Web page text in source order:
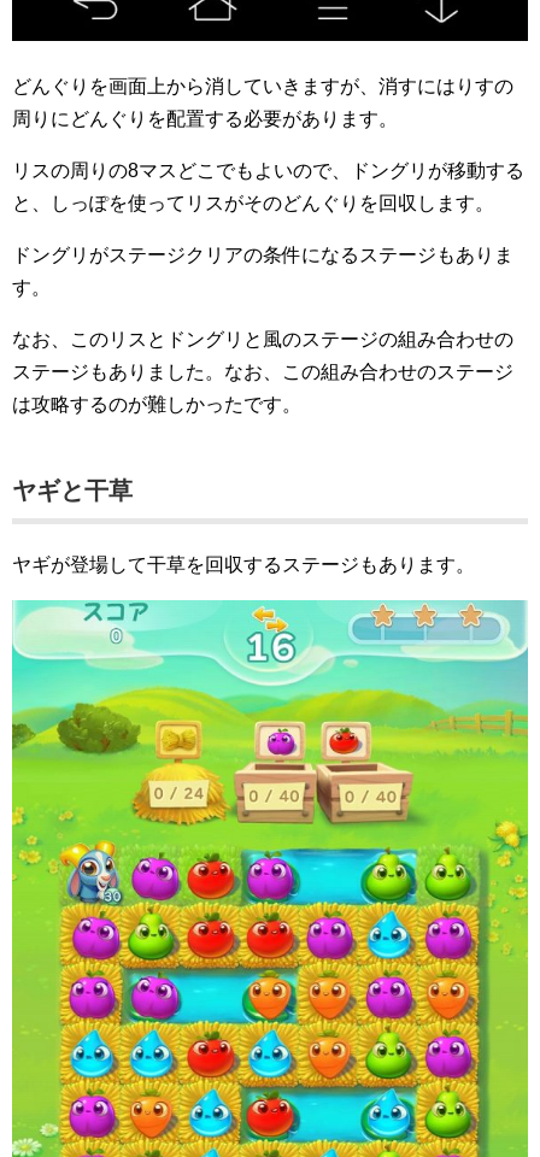
どんぐりを画面上から消していきますが、消すにはりすの
周りにどんぐりを配置する必要があります。
リスの周りの8マスどこでもよいので、ドングリが移動する
と、しっぽを使ってリスがそのどんぐりを回収します。
ドングリがステージクリアの条件になるステージもありま
す。
なお、このリスとドングリと風のステージの組み合わせの
ステージもありました。なお、この組み合わせのステージ
は攻略するのが難しかったです。
ヤギと干草
ヤギが登場して干草を回収するステージもあります。